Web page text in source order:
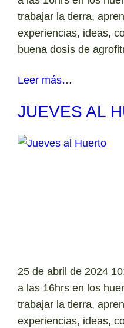
trabajar la tierra,
experiencias, ideas,
buena dosís de
Leer más…
JUEVES AL
25 de abril de 2024
a las 16hrs en los
trabajar la tierra,
experiencias, ideas,